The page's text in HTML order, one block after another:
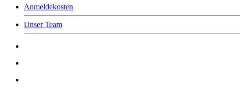
Anmeldekosten
Unser Team